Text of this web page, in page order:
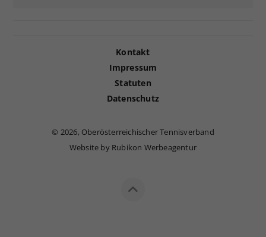
Kontakt
Impressum
Statuten
Datenschutz
© 2026, Oberösterreichischer Tennisverband
Website by Rubikon Werbeagentur